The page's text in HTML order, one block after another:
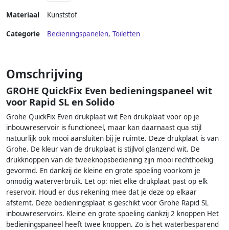
Materiaal Kunststof
Categorie Bedieningspanelen, Toiletten
Omschrijving
GROHE QuickFix Even bedieningspaneel wit
voor Rapid SL en Solido
Grohe QuickFix Even drukplaat wit Een drukplaat voor op je
inbouwreservoir is functioneel, maar kan daarnaast qua stijl
natuurlijk ook mooi aansluiten bij je ruimte. Deze drukplaat is van
Grohe. De kleur van de drukplaat is stijlvol glanzend wit. De
drukknoppen van de tweeknopsbediening zijn mooi rechthoekig
gevormd. En dankzij de kleine en grote spoeling voorkom je
onnodig waterverbruik. Let op: niet elke drukplaat past op elk
reservoir. Houd er dus rekening mee dat je deze op elkaar
afstemt. Deze bedieningsplaat is geschikt voor Grohe Rapid SL
inbouwreservoirs. Kleine en grote spoeling dankzij 2 knoppen Het
bedieningspaneel heeft twee knoppen. Zo is het waterbesparend